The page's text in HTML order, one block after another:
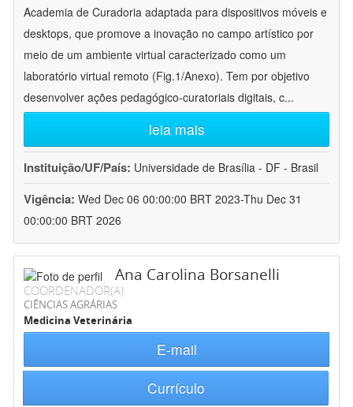
Academia de Curadoria adaptada para dispositivos móveis e
desktops, que promove a inovação no campo artístico por
meio de um ambiente virtual caracterizado como um
laboratório virtual remoto (Fig.1/Anexo). Tem por objetivo
desenvolver ações pedagógico-curatoriais digitais, c...
leia mais
Instituição/UF/País: Universidade de Brasília - DF - Brasil
Vigência: Wed Dec 06 00:00:00 BRT 2023-Thu Dec 31
00:00:00 BRT 2026
Ana Carolina Borsanelli
COORDENADOR(A)
CIÊNCIAS AGRÁRIAS
Medicina Veterinária
E-mail
Currículo